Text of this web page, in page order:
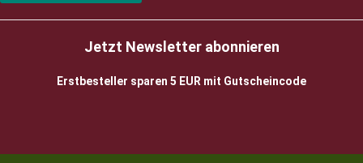
Jetzt Newsletter abonnieren
Erstbesteller sparen 5 EUR mit Gutscheincode